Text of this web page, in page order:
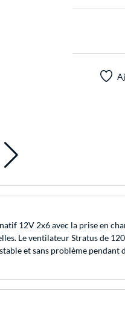
12V 2x6 avec la prise en
Le ventilateur Stratus de
et sans problème pendant